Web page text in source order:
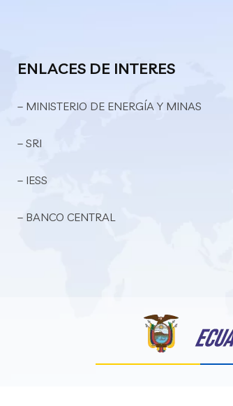
ENLACES DE INTERES
– MINISTERIO DE ENERGÍA Y MINAS
– SRI
– IESS
– BANCO CENTRAL